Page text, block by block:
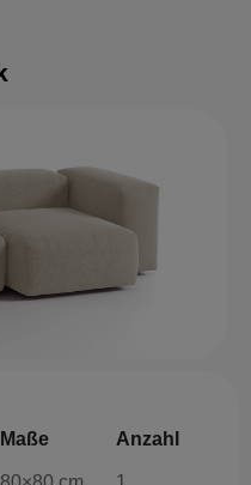
Maße Anzahl